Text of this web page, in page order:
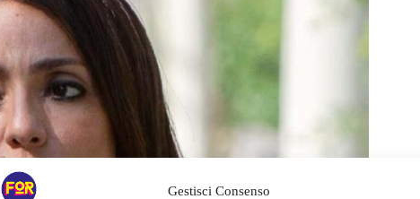
Gestisci Consenso